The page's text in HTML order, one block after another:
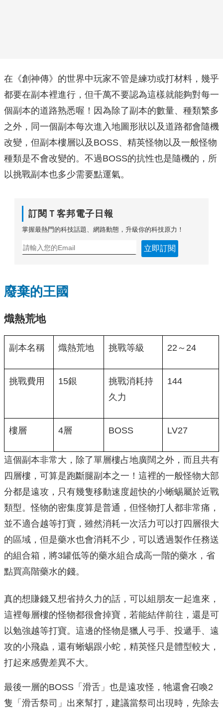
在《創神傳》的世界中玩家不管是練功或打材料，幾乎
都要在副本裡進行，但千萬不要認為這樣就能夠對每一
個副本的道路熟悉喔！因為除了副本的數量、種類繁多
之外，同一個副本每次進入地圖形狀以及道路都會隨機
改變，但副本樓層以及BOSS、精英怪物以及一般怪物
種類是不會改變的。不過BOSS的抗性也是隨機的，所
以挑戰副本也多少需要點運氣。
訂閱Ｔ客邦電子日報
掌握最熱門的科技話題、網路動態，升級你的科技原力！
立即訂閱
廢棄的王國
熾熱荒地
副本名稱 熾熱荒地 挑戰等級 22～24
挑戰費用 15銀
挑戰消耗持
久力
144
樓層 4層 BOSS LV27
這個副本非常大，除了單層樓占地廣闊之外，而且共有
四層樓，可算是跑斷腿副本之一！這裡的一般怪物大部
分都是遠攻，只有幾隻移動速度超快的小蜥蜴屬於近戰
類型。怪物的密集度算是普通，但怪物打人都非常痛，
並不適合越等打寶，雖然消耗一次活力可以打四層很大
的區域，但是藥水也會消耗不少，可以透過製作任務送
的組合箱，將3罐低等的藥水組合成高一階的藥水，省
點買高階藥水的錢。
真的想賺錢又想省持久力的話，可以組朋友一起進來，
這裡每層樓的怪物都很會掉寶，若能結伴前往，還是可
以勉強越等打寶。這邊的怪物是獵人弓手、投遞手、遠
攻的小飛蟲，還有蜥蜴跟小蛇，精英怪只是體型較大，
打起來感覺差異不大。
最後一層的BOSS「滑舌」也是遠攻怪，牠還會召喚2
隻「滑舌祭司」出來幫打，建議當祭司出現時，先除去